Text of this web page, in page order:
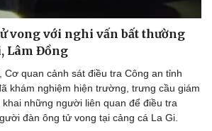
Ô tô - Xe máy
Ô tô
Xe máy
Tư vấn
vong với nghi vấn bất thường
Lâm Đồng
Cơ quan cảnh sát điều tra Công an tỉnh
khám nghiệm hiện trường, trưng cầu giám
những người liên quan để điều tra
đàn ông tử vong tại cảng cá La Gi.